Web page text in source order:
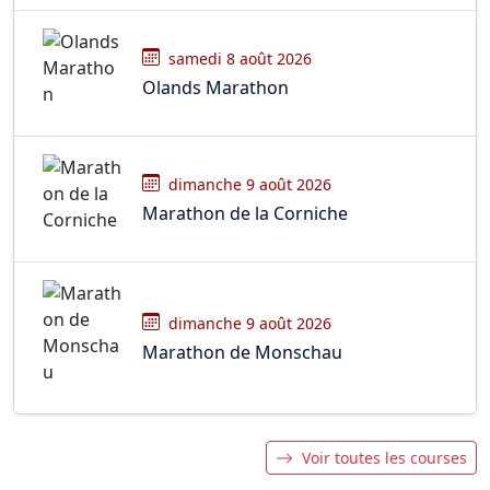
samedi 8 août 2026
Olands Marathon
dimanche 9 août 2026
Marathon de la Corniche
dimanche 9 août 2026
Marathon de Monschau
Voir toutes les courses